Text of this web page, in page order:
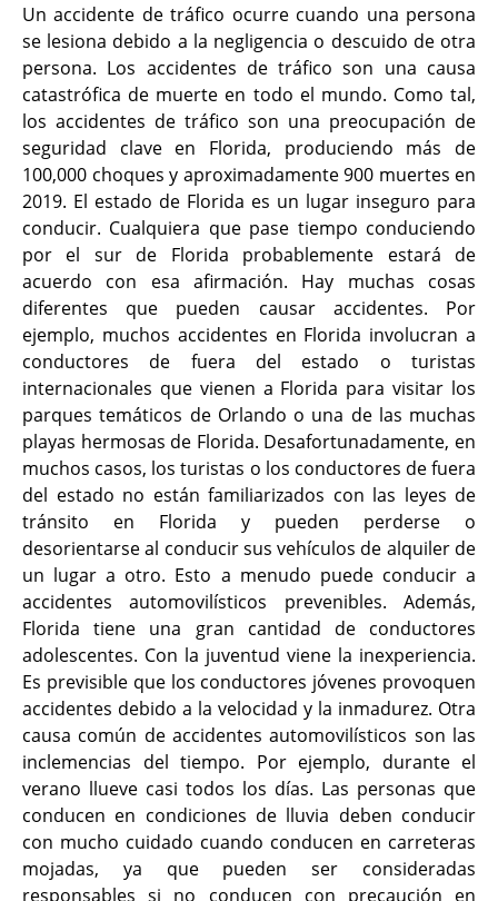
Un accidente de tráfico ocurre cuando una persona
se lesiona debido a la negligencia o descuido de otra
persona. Los accidentes de tráfico son una causa
catastrófica de muerte en todo el mundo. Como tal,
los accidentes de tráfico son una preocupación de
seguridad clave en Florida, produciendo más de
100,000 choques y aproximadamente 900 muertes en
2019. El estado de Florida es un lugar inseguro para
conducir. Cualquiera que pase tiempo conduciendo
por el sur de Florida probablemente estará de
acuerdo con esa afirmación. Hay muchas cosas
diferentes que pueden causar accidentes. Por
ejemplo, muchos accidentes en Florida involucran a
conductores de fuera del estado o turistas
internacionales que vienen a Florida para visitar los
parques temáticos de Orlando o una de las muchas
playas hermosas de Florida. Desafortunadamente, en
muchos casos, los turistas o los conductores de fuera
del estado no están familiarizados con las leyes de
tránsito en Florida y pueden perderse o
desorientarse al conducir sus vehículos de alquiler de
un lugar a otro. Esto a menudo puede conducir a
accidentes automovilísticos prevenibles. Además,
Florida tiene una gran cantidad de conductores
adolescentes. Con la juventud viene la inexperiencia.
Es previsible que los conductores jóvenes provoquen
accidentes debido a la velocidad y la inmadurez. Otra
causa común de accidentes automovilísticos son las
inclemencias del tiempo. Por ejemplo, durante el
verano llueve casi todos los días. Las personas que
conducen en condiciones de lluvia deben conducir
con mucho cuidado cuando conducen en carreteras
mojadas, ya que pueden ser consideradas
responsables si no conducen con precaución en